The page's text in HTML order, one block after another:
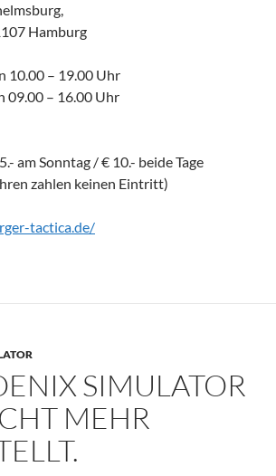
Hamburg
10.00 – 19.00 Uhr
09.00 – 16.00 Uhr
am Sonntag / € 10.- beide Tage
zahlen keinen Eintritt)
tactica.de/
SIMULATOR
MEHR